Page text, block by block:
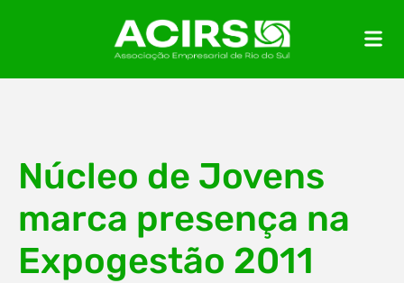
Núcleo de Jovens
marca presença na
Expogestão 2011